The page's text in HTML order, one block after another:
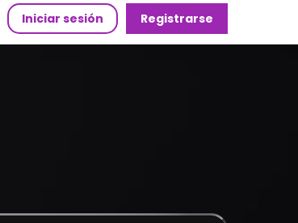
Iniciar sesión Registrarse